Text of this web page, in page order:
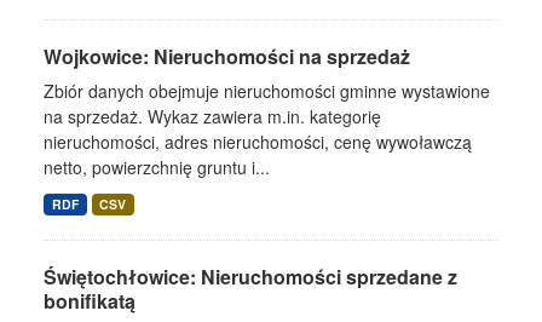
Wojkowice: Nieruchomości na sprzedaż
Zbiór danych obejmuje nieruchomości gminne wystawione
na sprzedaż. Wykaz zawiera m.in. kategorię
nieruchomości, adres nieruchomości, cenę wywoławczą
netto, powierzchnię gruntu i...
RDF CSV
Świętochłowice: Nieruchomości sprzedane z
bonifikatą